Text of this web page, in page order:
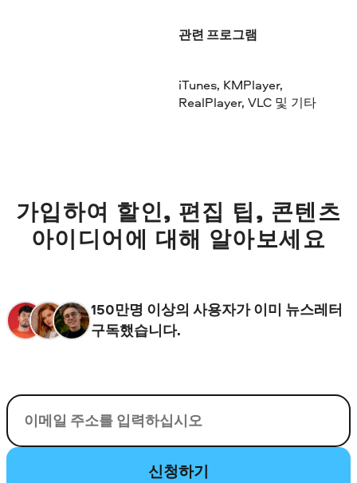
관련 프로그램
iTunes, KMPlayer,
RealPlayer, VLC 및 기타
가입하여 할인, 편집 팁, 콘텐츠
아이디어에 대해 알아보세요
150만명 이상의 사용자가 이미 뉴스레터
구독했습니다.
이메일
신청하기